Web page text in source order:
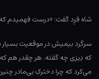
شاه فرِد گفت: «درست فهمیدم
سرگرد بیمیش در موقعیت بسیار
که دِیزی چه گفته. هر چقدر هم
می‌کرد که چرا دخترکِ بی‌مادر